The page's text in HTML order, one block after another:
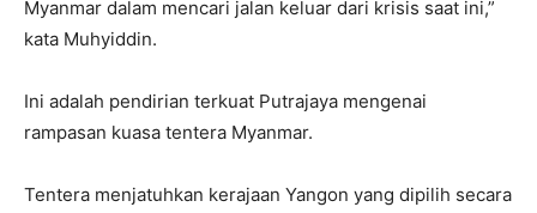
Myanmar dalam mencari jalan keluar dari krisis saat ini,”
kata Muhyiddin.
Ini adalah pendirian terkuat Putrajaya mengenai
rampasan kuasa tentera Myanmar.
Tentera menjatuhkan kerajaan Yangon yang dipilih secara